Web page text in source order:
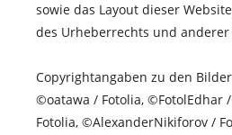
sowie das Layout dieser
des Urheberrechts und anderer
Copyrightangaben zu den
©oatawa / Fotolia, ©FotolEdhar
Fotolia, ©AlexanderNikiforov /